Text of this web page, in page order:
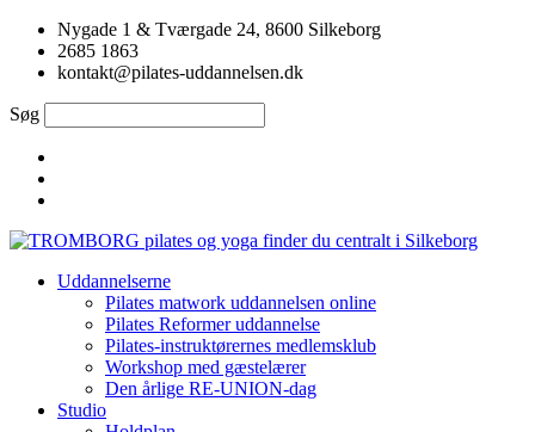
Videre
indhold
Nygade 1 & Tværgade 24, 8600 Silkeborg
2685 1863
kontakt@pilates-uddannelsen.dk
Søg
Uddannelserne
Pilates matwork uddannelsen online
Pilates Reformer uddannelse
Pilates-instruktørernes medlemsklub
Workshop med gæstelærer
Den årlige RE-UNION-dag
Studio